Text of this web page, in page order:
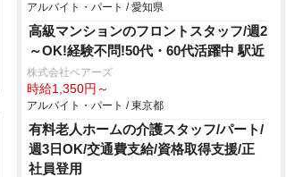
アルバイト・パート / 愛知県
高級マンションのフロントスタッフ/週2
～OK!経験不問!50代・60代活躍中 駅近
株式会社ベアーズ
時給1,350円～
アルバイト・パート / 東京都
有料老人ホームの介護スタッフ/パート/
週3日OK/交通費支給/資格取得支援/正
社員登用